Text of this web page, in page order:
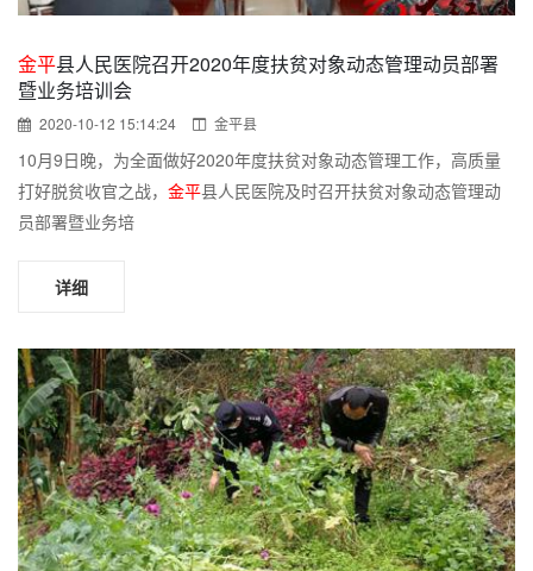
金平县人民医院召开2020年度扶贫对象动态管理动员部署
暨业务培训会
2020-10-12 15:14:24 金平县
10月9日晚，为全面做好2020年度扶贫对象动态管理工作，高质量
打好脱贫收官之战， 金平县人民医院及时召开扶贫对象动态管理动
员部署暨业务培
详细